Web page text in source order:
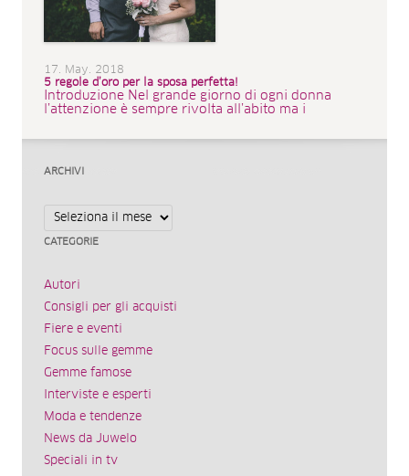
17. May. 2018
5 regole d’oro per la sposa perfetta!
Introduzione Nel grande giorno di ogni donna
l’attenzione è sempre rivolta all’abito ma i
ARCHIVI
Archivi
CATEGORIE
Autori
Consigli per gli acquisti
Fiere e eventi
Focus sulle gemme
Gemme famose
Interviste e esperti
Moda e tendenze
News da Juwelo
Speciali in tv